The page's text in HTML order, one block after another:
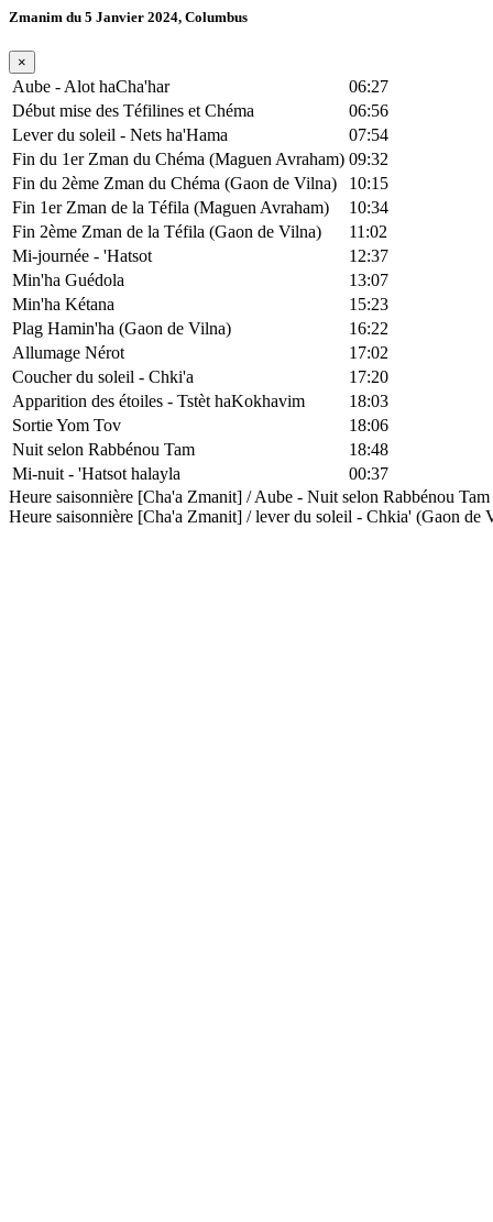
Zmanim du 5 Janvier 2024, Columbus
×
Aube - Alot haCha'har
06:27
Début mise des Téfilines et Chéma
06:56
Lever du soleil - Nets ha'Hama
07:54
Fin du 1er Zman du Chéma (Maguen Avraham) 09:32
Fin du 2ème Zman du Chéma (Gaon de Vilna)
10:15
Fin 1er Zman de la Téfila (Maguen Avraham)
10:34
Fin 2ème Zman de la Téfila (Gaon de Vilna)
11:02
Mi-journée - 'Hatsot
12:37
Min'ha Guédola
13:07
Min'ha Kétana
15:23
Plag Hamin'ha (Gaon de Vilna)
16:22
Allumage Nérot
17:02
Coucher du soleil - Chki'a
17:20
Apparition des étoiles - Tstèt haKokhavim
18:03
Sortie Yom Tov
18:06
Nuit selon Rabbénou Tam
18:48
Mi-nuit - 'Hatsot halayla
00:37
Heure saisonnière [Cha'a Zmanit] / Aube - Nuit selon Rabbénou
Heure saisonnière [Cha'a Zmanit] / lever du soleil - Chkia' (Gaon de